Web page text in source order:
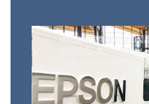
最先進的成像技術與印製
劑型墨水– 各式大圖輸出
標牌，窗戶標示牌，高
報，帆布，地